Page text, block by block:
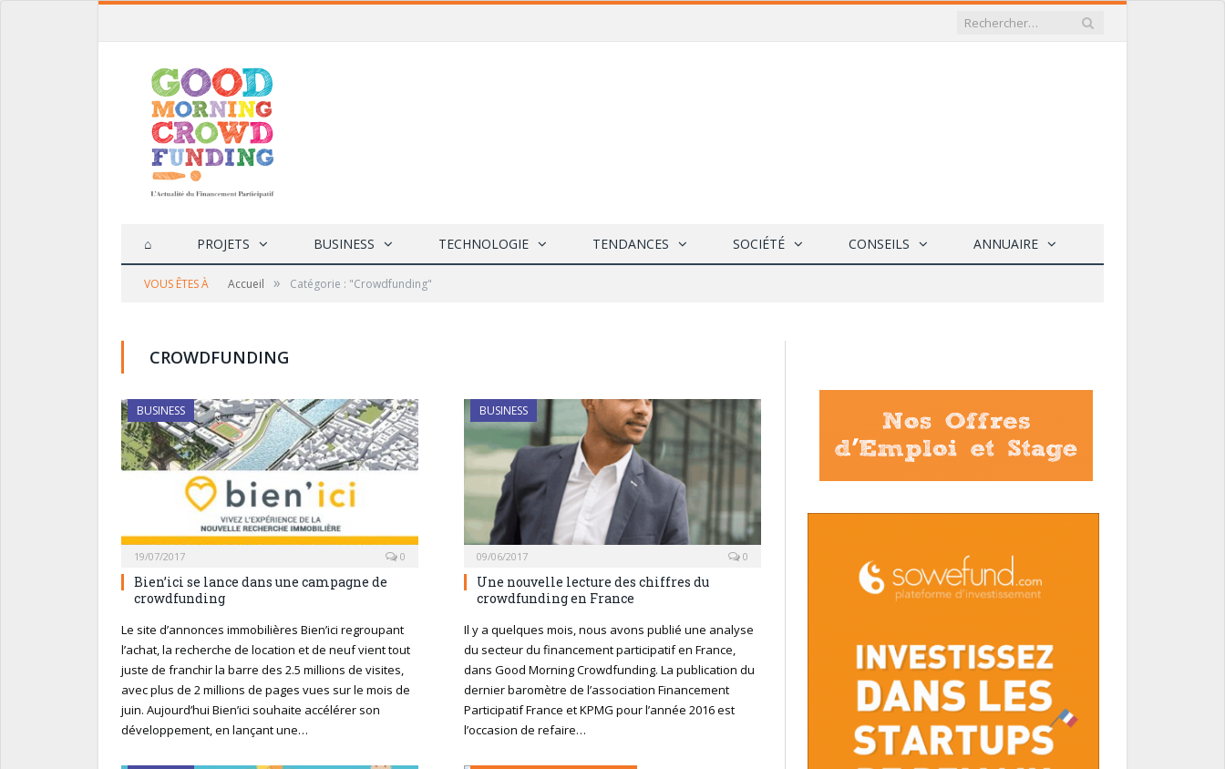
⌂ PROJETS BUSINESS TECHNOLOGIE TENDANCES SOCIÉTÉ CONSEILS ANNUAIRE
VOUS ÊTES À Accueil » Catégorie : "Crowdfunding"
CROWDFUNDING
BUSINESS
19/07/2017 0
Bien’ici se lance dans une campagne de
crowdfunding
Le site d’annonces immobilières Bien’ici regroupant
l’achat, la recherche de location et de neuf vient tout
juste de franchir la barre des 2.5 millions de visites,
avec plus de 2 millions de pages vues sur le mois de
juin. Aujourd’hui Bien’ici souhaite accélérer son
développement, en lançant une…
BUSINESS
09/06/2017 0
Une nouvelle lecture des chiffres du
crowdfunding en France
Il y a quelques mois, nous avons publié une analyse
du secteur du financement participatif en France,
dans Good Morning Crowdfunding. La publication du
dernier baromètre de l’association Financement
Participatif France et KPMG pour l’année 2016 est
l’occasion de refaire…